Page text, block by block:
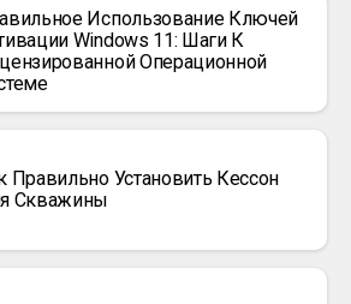
Использование Ключей
Windows 11: Шаги К
Операционной
Правильно Установить Кессон
Скважины